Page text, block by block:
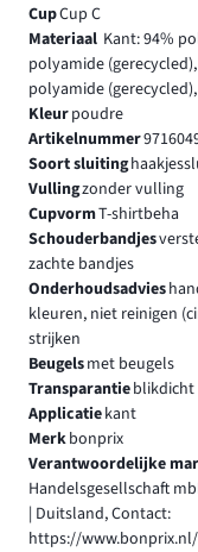
CupCup C
Materiaal Kant: 94%
polyamide
polyamide
Kleurpoudre
Artikelnummer
Soort sluiting
Vullingzonder vulling
CupvormT-shirtbeha
Schouderbandjes
zachte bandjes
Onderhoudsadvies
kleuren, niet reinigen
strijken
Beugelsmet beugels
Transparantieblikdicht
Applicatiekant
Merkbonprix
Verantwoordelijke
Handelsgesellschaft
| Duitsland, Contact:
https://